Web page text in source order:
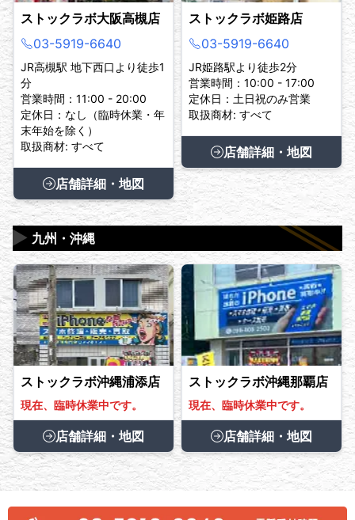
ストックラボ大阪高槻店
03-5919-6640
JR高槻駅 地下西口より徒歩1
分
営業時間：11:00 - 20:00
定休日：なし（臨時休業・年
末年始を除く）
取扱商材: すべて
店舗詳細・地図
ストックラボ姫路店
03-5919-6640
JR姫路駅より徒歩2分
営業時間：10:00 - 17:00
定休日：土日祝のみ営業
取扱商材: すべて
店舗詳細・地図
九州・沖縄
▶
ストックラボ沖縄浦添店
現在、臨時休業中です。
店舗詳細・地図
ストックラボ沖縄那覇店
現在、臨時休業中です。
店舗詳細・地図